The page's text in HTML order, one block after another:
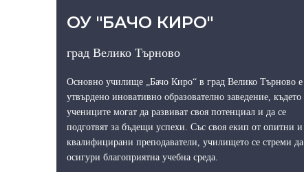
ОУ "БАЧО КИРО"
град Велико Търново
Основно училище „Бачо Киро“ в град Велико Търново е
утвърдено иновативно образователно заведение, където
учениците могат да развиват своя потенциал и да се
подготвят за бъдещи успехи. Със своя екип от опитни и
квалифицирани преподаватели, училището се стреми да
осигури благоприятна учебна среда.